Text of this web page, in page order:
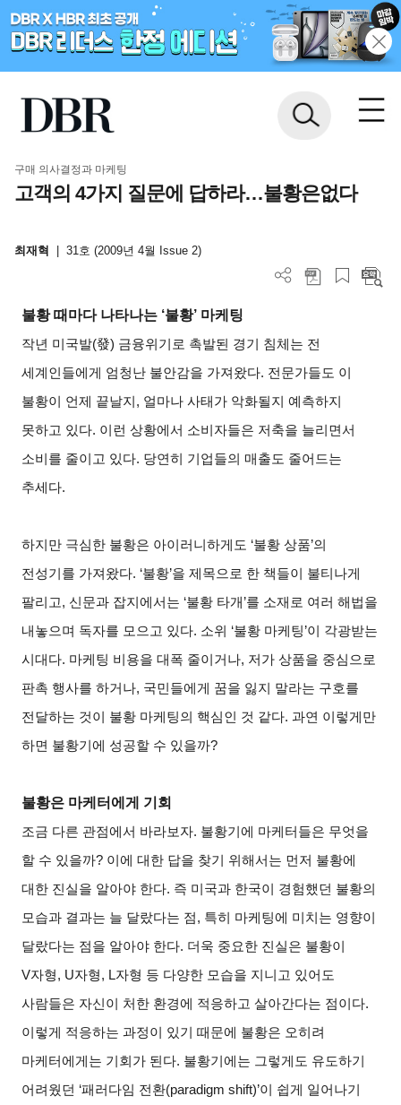
구매 의사결정과 마케팅
고객의 4가지 질문에 답하라…불황은없다
최재혁 31호 (2009년 4월 Issue 2)
불황 때마다 나타나는 ‘불황’ 마케팅
작년 미국발(發) 금융위기로 촉발된 경기 침체는 전
세계인들에게 엄청난 불안감을 가져왔다. 전문가들도 이
불황이 언제 끝날지, 얼마나 사태가 악화될지 예측하지
못하고 있다. 이런 상황에서 소비자들은 저축을 늘리면서
소비를 줄이고 있다. 당연히 기업들의 매출도 줄어드는
추세다.
하지만 극심한 불황은 아이러니하게도 ‘불황 상품’의
전성기를 가져왔다. ‘불황’을 제목으로 한 책들이 불티나게
팔리고, 신문과 잡지에서는 ‘불황 타개’를 소재로 여러 해법을
내놓으며 독자를 모으고 있다. 소위 ‘불황 마케팅’이 각광받는
시대다. 마케팅 비용을 대폭 줄이거나, 저가 상품을 중심으로
판촉 행사를 하거나, 국민들에게 꿈을 잃지 말라는 구호를
전달하는 것이 불황 마케팅의 핵심인 것 같다. 과연 이렇게만
하면 불황기에 성공할 수 있을까?
불황은 마케터에게 기회
조금 다른 관점에서 바라보자. 불황기에 마케터들은 무엇을
할 수 있을까? 이에 대한 답을 찾기 위해서는 먼저 불황에
대한 진실을 알아야 한다. 즉 미국과 한국이 경험했던 불황의
모습과 결과는 늘 달랐다는 점, 특히 마케팅에 미치는 영향이
달랐다는 점을 알아야 한다. 더욱 중요한 진실은 불황이
V자형, U자형, L자형 등 다양한 모습을 지니고 있어도
사람들은 자신이 처한 환경에 적응하고 살아간다는 점이다.
이렇게 적응하는 과정이 있기 때문에 불황은 오히려
마케터에게는 기회가 된다. 불황기에는 그렇게도 유도하기
어려웠던 ‘패러다임 전환(paradigm shift)’이 쉽게 일어나기